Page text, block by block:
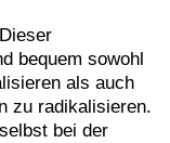
bequem sowohl
als auch
zu radikalisieren.
bei der